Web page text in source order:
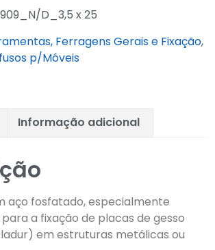
D_3,5 x 25
Ferragens Gerais e Fixação,
p/Móveis
Informação adicional
aço fosfatado, especialmente
a fixação de placas de gesso
em estruturas metálicas ou